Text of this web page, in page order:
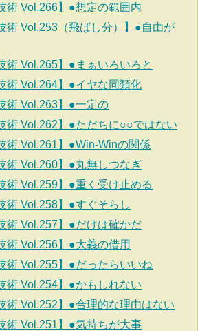
術 Vol.266】●想定の範囲内
術 Vol.253（飛ばし分）】●自由が
術 Vol.265】●まぁいろいろと
術 Vol.264】●イヤな同類化
術 Vol.263】●一定の
術 Vol.262】●ただちに○○ではない
術 Vol.261】●Win-Winの関係
術 Vol.260】●丸無しつなぎ
術 Vol.259】●重く受け止める
術 Vol.258】●すぐそらし
術 Vol.257】●だけは確かだ
術 Vol.256】●大義の借用
術 Vol.255】●だったらいいね
術 Vol.254】●かもしれない
術 Vol.252】●合理的な理由はない
術 Vol.251】●気持ちが大事